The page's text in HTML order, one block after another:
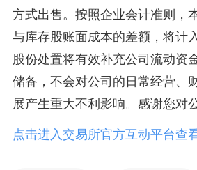
方式出售。按照企业会计准则，
与库存股账面成本的差额，将计
股份处置将有效补充公司流动资
储备，不会对公司的日常经营、
展产生重大不利影响。感谢您对
点击进入交易所官方互动平台查